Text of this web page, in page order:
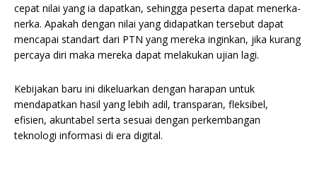
cepat nilai yang ia dapatkan, sehingga peserta dapat menerka-
nerka. Apakah dengan nilai yang didapatkan tersebut dapat
mencapai standart dari PTN yang mereka inginkan, jika kurang
percaya diri maka mereka dapat melakukan ujian lagi.
Kebijakan baru ini dikeluarkan dengan harapan untuk
mendapatkan hasil yang lebih adil, transparan, fleksibel,
efisien, akuntabel serta sesuai dengan perkembangan
teknologi informasi di era digital.